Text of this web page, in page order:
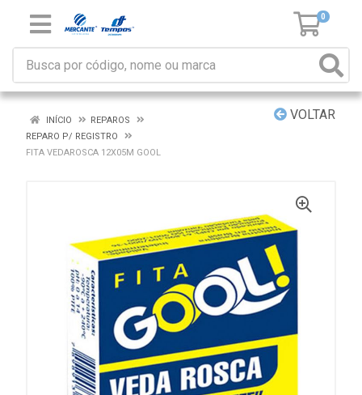
0
VOLTAR
INÍCIO
REPAROS
REPARO P/ REGISTRO
FITA VEDAROSCA 12X05M GOOL